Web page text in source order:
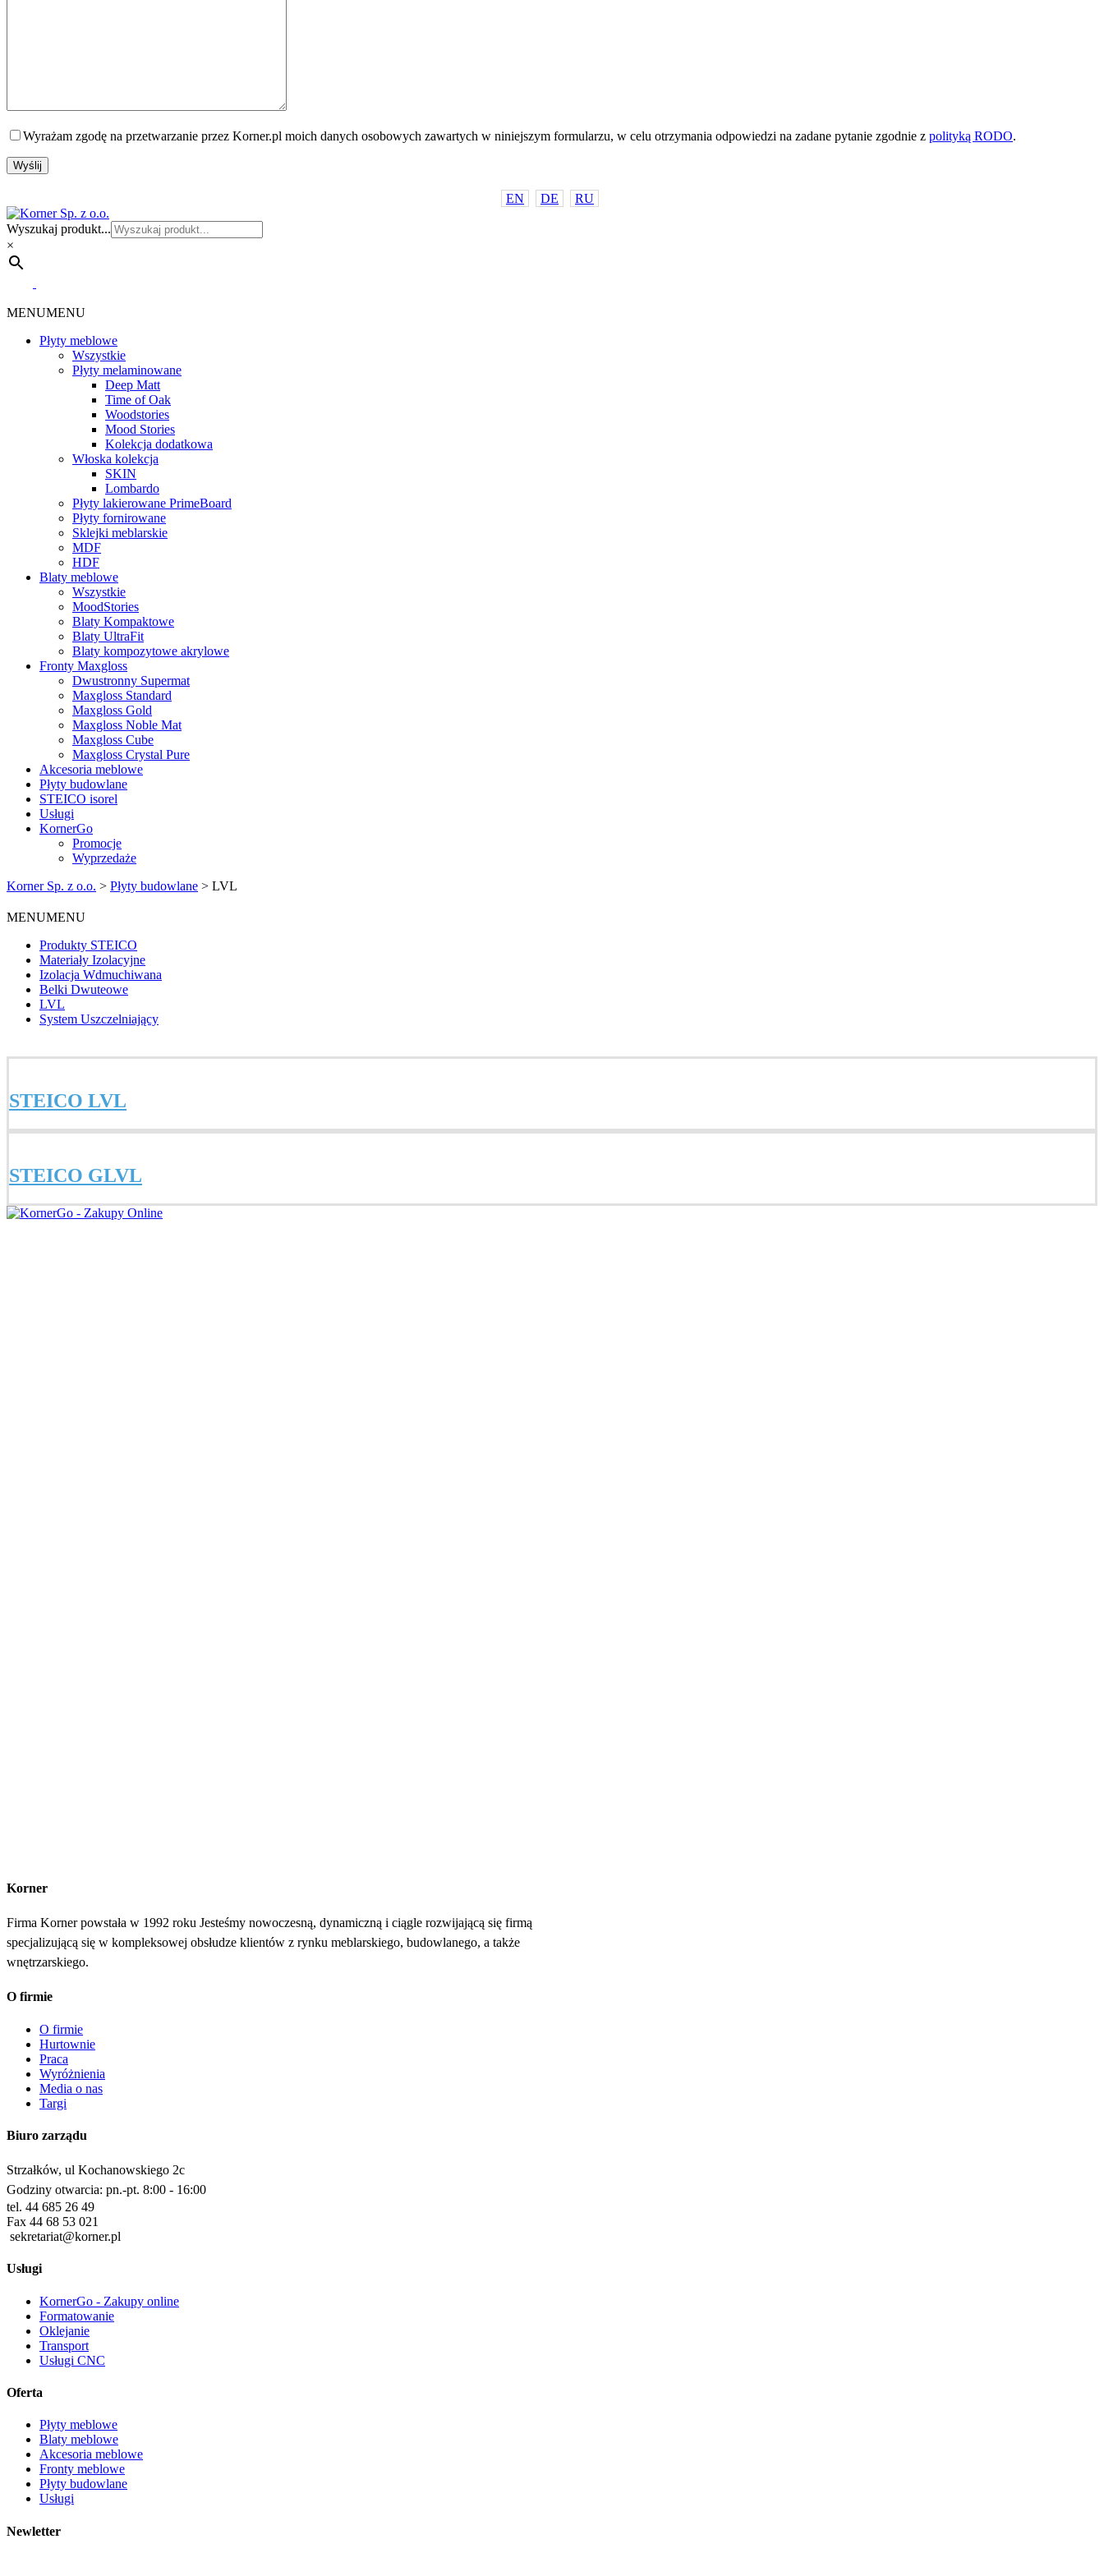
Wyrażam zgodę na przetwarzanie przez Korner.pl moich danych osobowych zawartych w niniejszym formularzu, w celu otrzymania odpowiedzi na zadane pytanie zgodnie z polityką RODO.
EN DE RU
Wyszukaj produkt...
×
MENUMENU
Płyty meblowe
Wszystkie
Płyty melaminowane
Deep Matt
Time of Oak
Woodstories
Mood Stories
Kolekcja dodatkowa
Włoska kolekcja
SKIN
Lombardo
Płyty lakierowane PrimeBoard
Płyty fornirowane
Sklejki meblarskie
MDF
HDF
Blaty meblowe
Wszystkie
MoodStories
Blaty Kompaktowe
Blaty UltraFit
Blaty kompozytowe akrylowe
Fronty Maxgloss
Dwustronny Supermat
Maxgloss Standard
Maxgloss Gold
Maxgloss Noble Mat
Maxgloss Cube
Maxgloss Crystal Pure
Akcesoria meblowe
Płyty budowlane
STEICO isorel
Usługi
KornerGo
Promocje
Wyprzedaże
Korner Sp. z o.o. > Płyty budowlane > LVL
MENUMENU
Produkty STEICO
Materiały Izolacyjne
Izolacja Wdmuchiwana
Belki Dwuteowe
LVL
System Uszczelniający
STEICO LVL
STEICO GLVL
Korner
Firma Korner powstała w 1992 roku Jesteśmy nowoczesną, dynamiczną i ciągle rozwijającą się firmą
specjalizującą się w kompleksowej obsłudze klientów z rynku meblarskiego, budowlanego, a także
wnętrzarskiego.
O firmie
O firmie
Hurtownie
Praca
Wyróżnienia
Media o nas
Targi
Biuro zarządu
Strzałków, ul Kochanowskiego 2c
Godziny otwarcia: pn.-pt. 8:00 - 16:00
tel. 44 685 26 49
Fax 44 68 53 021
sekretariat@korner.pl
Usługi
KornerGo - Zakupy online
Formatowanie
Oklejanie
Transport
Usługi CNC
Oferta
Płyty meblowe
Blaty meblowe
Akcesoria meblowe
Fronty meblowe
Płyty budowlane
Usługi
Newletter